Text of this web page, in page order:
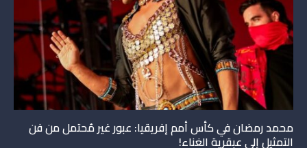
محمد رمضان في كأس أمم إفريقيا: عبور غير مُحتمل من فن
التمثيل إلى عبقرية الغناء!